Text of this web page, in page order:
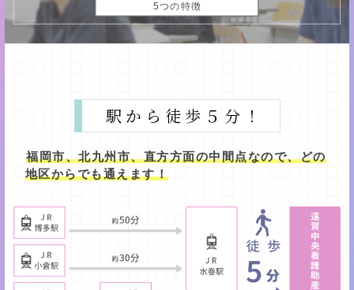
5つの特徴
駅から徒歩５分！
福岡市、北九州市、直方方面の中間点なので、どの
地区からでも通えます！